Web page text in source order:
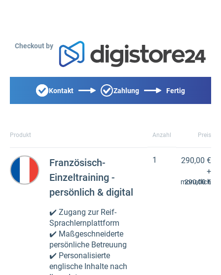
Checkout by
Kontakt Zahlung Fertig
Produkt Anzahl Preis
Französisch-
Einzeltraining -
persönlich & digital
✔️ Zugang zur Reif-
Sprachlernplattform
✔️ Maßgeschneiderte
persönliche Betreuung
✔️ Personalisierte
englische Inhalte nach
1
290,00 €
+
290,00 €
monatlich